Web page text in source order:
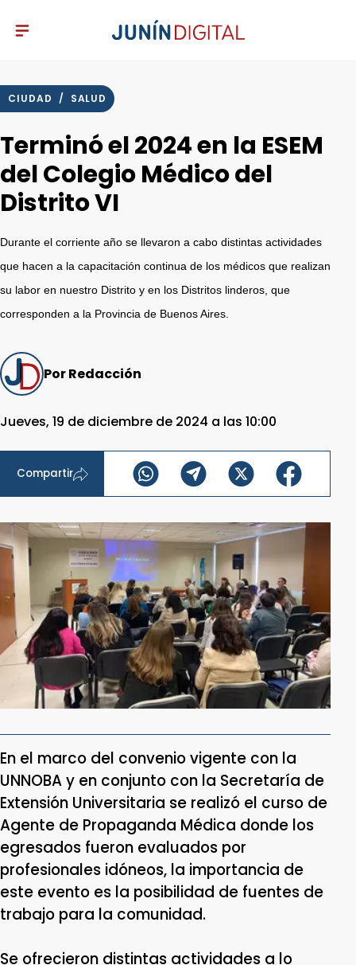
CIUDAD / SALUD
Terminó el 2024 en la ESEM
del Colegio Médico del
Distrito VI
Durante el corriente año se llevaron a cabo distintas actividades
que hacen a la capacitación continua de los médicos que realizan
su labor en nuestro Distrito y en los Distritos linderos, que
corresponden a la Provincia de Buenos Aires.
Por Redacción
Jueves, 19 de diciembre de 2024 a las 10:00
Compartir
En el marco del convenio vigente con la
UNNOBA y en conjunto con la Secretaría de
Extensión Universitaria se realizó el curso de
Agente de Propaganda Médica donde los
egresados fueron evaluados por
profesionales idóneos, la importancia de
este evento es la posibilidad de fuentes de
trabajo para la comunidad.
Se ofrecieron distintas actividades a lo